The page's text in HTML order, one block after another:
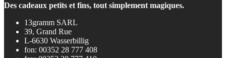
Des cadeaux petits et fins, tout simplement magiques.
13gramm SARL
39, Grand Rue
L-6630 Wasserbillig
fon: 00352 28 777 408